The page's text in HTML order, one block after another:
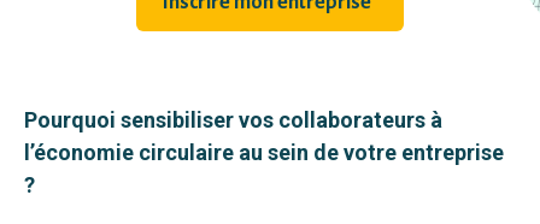
Pourquoi sensibiliser vos collaborateurs à
l’économie circulaire au sein de votre entreprise
?